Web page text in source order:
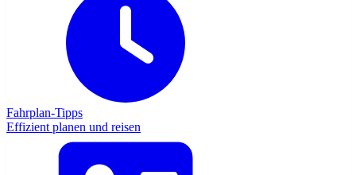
Fahrplan-Tipps
Effizient planen und reisen